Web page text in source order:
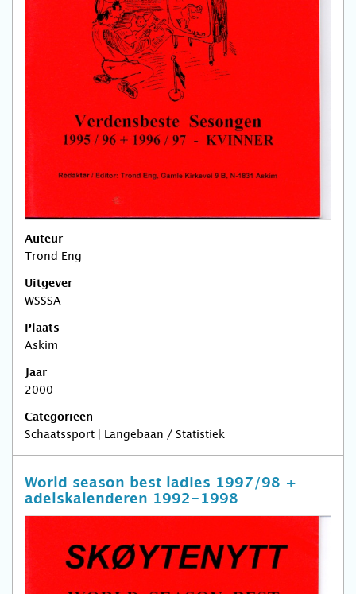
Auteur
Trond Eng
Uitgever
WSSSA
Plaats
Askim
Jaar
2000
Categorieën
Schaatssport | Langebaan / Statistiek
World season best ladies 1997/98 +
adelskalenderen 1992-1998